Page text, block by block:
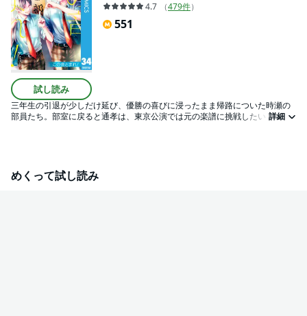
試し読み
4.7
（479件）
551
三年生の引退が少しだけ延び、優勝の喜びに浸ったまま帰路についた時瀬の
部員たち。部室に戻ると通孝は、東京公演では元の楽譜に挑戦したいと宣言
詳細
めくって試し読み